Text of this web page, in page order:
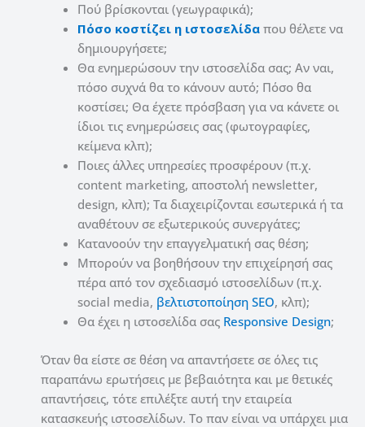
Πού βρίσκονται (γεωγραφικά);
Πόσο κοστίζει η ιστοσελίδα που θέλετε να
δημιουργήσετε;
Θα ενημερώσουν την ιστοσελίδα σας; Αν ναι,
πόσο συχνά θα το κάνουν αυτό; Πόσο θα
κοστίσει; Θα έχετε πρόσβαση για να κάνετε οι
ίδιοι τις ενημερώσεις σας (φωτογραφίες,
κείμενα κλπ);
Ποιες άλλες υπηρεσίες προσφέρουν (π.χ.
content marketing, αποστολή newsletter,
design, κλπ); Τα διαχειρίζονται εσωτερικά ή τα
αναθέτουν σε εξωτερικούς συνεργάτες;
Κατανοούν την επαγγελματική σας θέση;
Μπορούν να βοηθήσουν την επιχείρησή σας
πέρα ​​από τον σχεδιασμό ιστοσελίδων (π.χ.
social media, βελτιστοποίηση SEO, κλπ);
Θα έχει η ιστοσελίδα σας Responsive Design;
Όταν θα είστε σε θέση να απαντήσετε σε όλες τις
παραπάνω ερωτήσεις με βεβαιότητα και με θετικές
απαντήσεις, τότε επιλέξτε αυτή την εταιρεία
κατασκευής ιστοσελίδων. Το παν είναι να υπάρχει μια